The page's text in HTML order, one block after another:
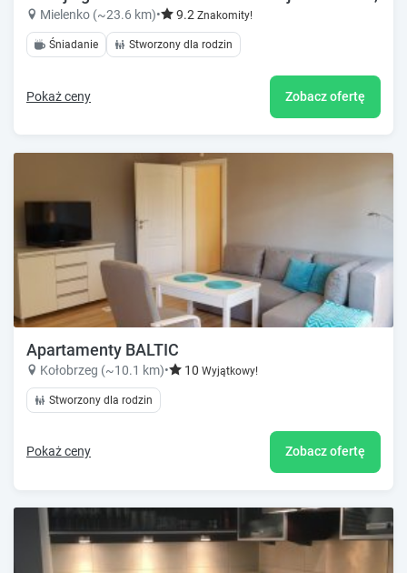
Mielenko (~23.6 km)• 9.2 Znakomity!
Śniadanie Stworzony dla rodzin
Pokaż ceny Zobacz ofertę
Apartamenty BALTIC
Kołobrzeg (~10.1 km)• 10 Wyjątkowy!
Stworzony dla rodzin
Pokaż ceny Zobacz ofertę